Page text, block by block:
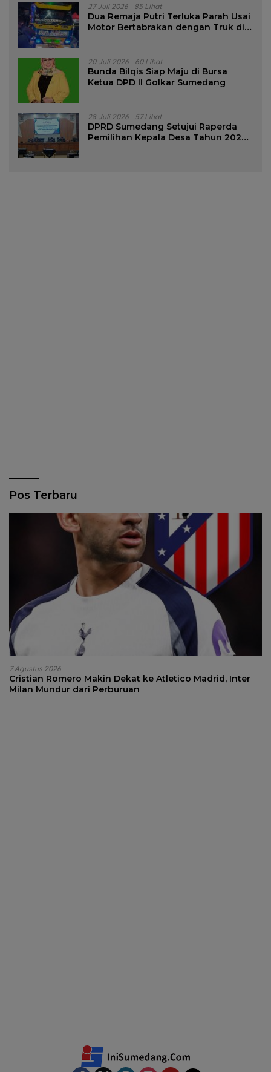
27 Juli 2026 85 Lihat
Dua Remaja Putri Terluka Parah Usai
Motor Bertabrakan dengan Truk di
20 Juli 2026 60 Lihat
Bunda Bilqis Siap Maju di Bursa
Ketua DPD II Golkar Sumedang
28 Juli 2026 57 Lihat
DPRD Sumedang Setujui Raperda
Pemilihan Kepala Desa Tahun 2026
Pos Terbaru
7 Agustus 2026
Cristian Romero Makin Dekat ke Atletico Madrid, Inter
Milan Mundur dari Perburuan